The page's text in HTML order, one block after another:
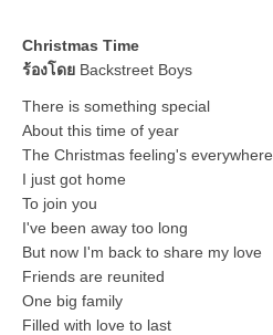
Christmas Time
ร้องโดย Backstreet Boys
There is something special
About this time of year
The Christmas feeling's everywhere
I just got home
To join you
I've been away too long
But now I'm back to share my love
Friends are reunited
One big family
Filled with love to last